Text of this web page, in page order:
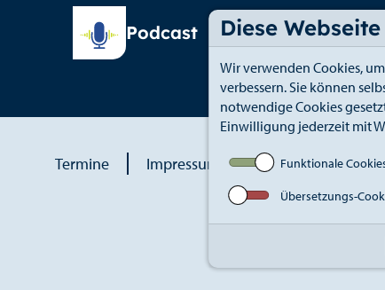
Diese
Wir verwenden Cookies,
verbessern. Sie können
notwendige Cookies
Einwilligung jederzeit mit
Funktionale
Übersetzungs-
Podcast
Termine Impressum Datenschutz